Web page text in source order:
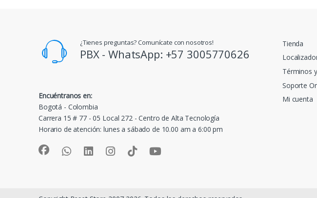
¿Tienes preguntas? Comunícate con nosotros!
PBX - WhatsApp: +57 3005770626
Encuéntranos en:
Bogotá - Colombia
Carrera 15 # 77 - 05 Local 272 - Centro de Alta Tecnología
Horario de atención: lunes a sábado de 10.00 am a 6:00 pm
Tienda
Términos
Soporte
Mi cuenta